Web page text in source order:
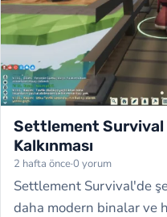
Settlement Survival
Kalkınması
2 hafta önce·0 yorum
Settlement Survival'de
daha modern binalar ve